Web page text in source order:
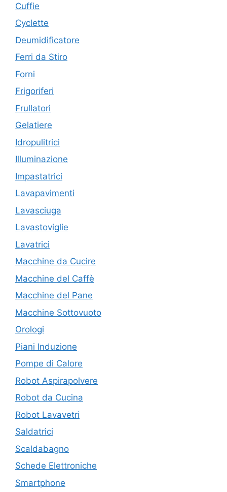
Cuffie
Cyclette
Deumidificatore
Ferri da Stiro
Forni
Frigoriferi
Frullatori
Gelatiere
Idropulitrici
Illuminazione
Impastatrici
Lavapavimenti
Lavasciuga
Lavastoviglie
Lavatrici
Macchine da Cucire
Macchine del Caffè
Macchine del Pane
Macchine Sottovuoto
Orologi
Piani Induzione
Pompe di Calore
Robot Aspirapolvere
Robot da Cucina
Robot Lavavetri
Saldatrici
Scaldabagno
Schede Elettroniche
Smartphone